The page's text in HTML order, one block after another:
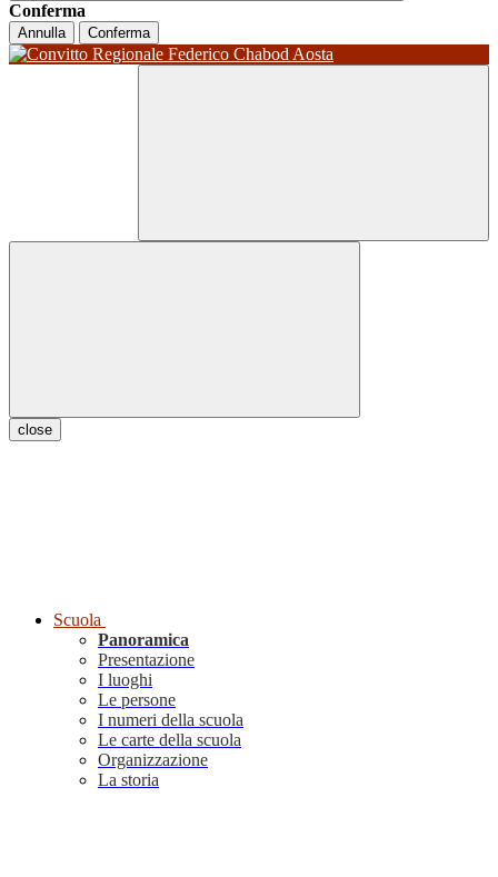
Conferma
Annulla Conferma
close
Scuola
Panoramica
Presentazione
I luoghi
Le persone
I numeri della scuola
Le carte della scuola
Organizzazione
La storia